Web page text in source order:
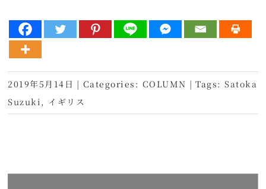
2019年5月14日 | Categories: COLUMN | Tags:Satoka
Suzuki, イギリス